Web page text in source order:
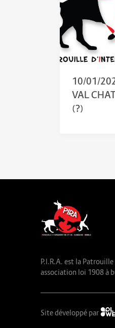
10/01/
VAL
(?)
P.I.R.A. est la
association loi 1908 à
Site développé par